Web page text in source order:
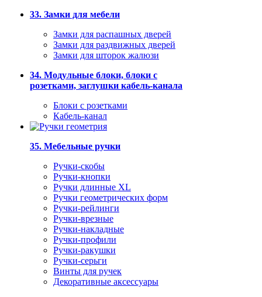
33. Замки для мебели
Замки для распашных дверей
Замки для раздвижных дверей
Замки для шторок жалюзи
34. Модульные блоки, блоки с
розетками, заглушки кабель-канала
Блоки с розетками
Кабель-канал
35. Мебельные ручки
Ручки-скобы
Ручки-кнопки
Ручки длинные XL
Ручки геометрических форм
Ручки-рейлинги
Ручки-врезные
Ручки-накладные
Ручки-профили
Ручки-ракушки
Ручки-серьги
Винты для ручек
Декоративные аксессуары